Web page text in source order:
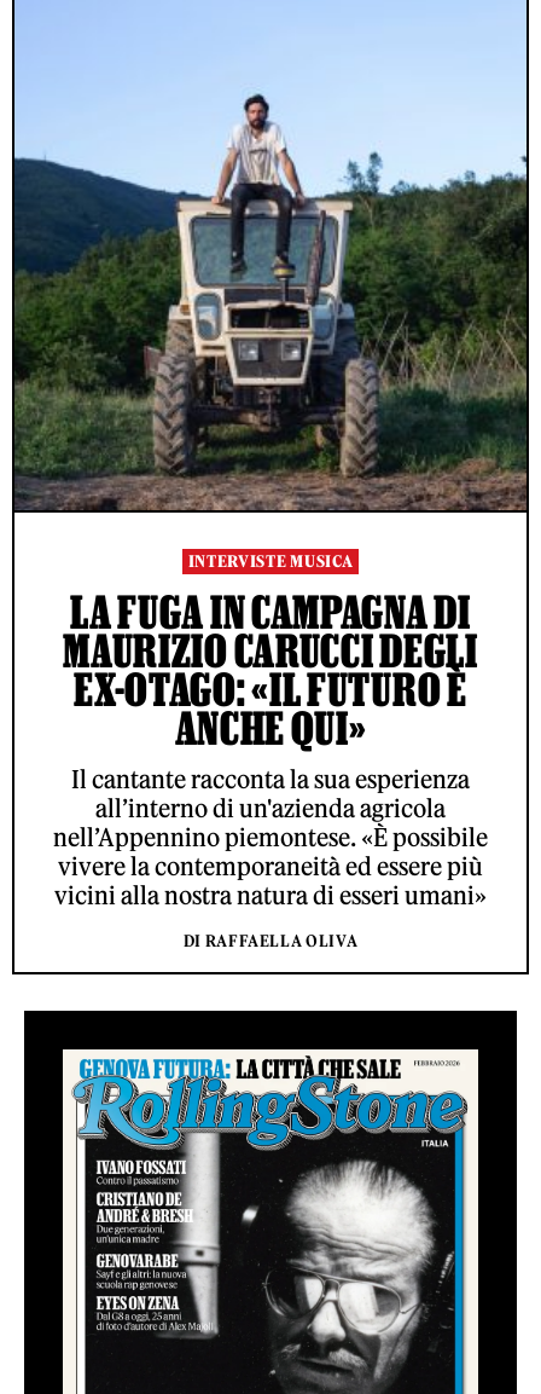
INTERVISTE MUSICA
LA FUGA IN CAMPAGNA DI
MAURIZIO CARUCCI DEGLI
EX-OTAGO: «IL FUTURO È
ANCHE QUI»
Il cantante racconta la sua esperienza
all’interno di un'azienda agricola
nell’Appennino piemontese. «È possibile
vivere la contemporaneità ed essere più
vicini alla nostra natura di esseri umani»
DI RAFFAELLA OLIVA